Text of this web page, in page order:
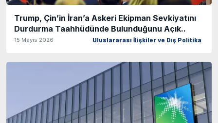
Trump, Çin’in İran’a Askeri Ekipman Sevkiyatını
Durdurma Taahhüdünde Bulunduğunu Açık..
15 Mayıs 2026 Uluslararası İlişkiler ve Dış Politika